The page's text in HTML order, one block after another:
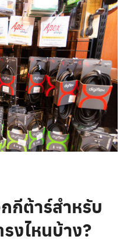
กีต้าร์สำหรับ
งไหนบ้าง?